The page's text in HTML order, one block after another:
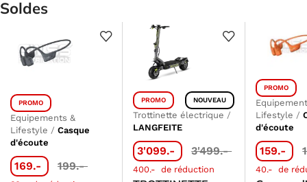
Soldes
PROMO
Equipements &
Lifestyle / Casque
d'écoute
169.- 199.-
PROMO NOUVEAU
Trottinette électrique /
LANGFEITE
3'099.- 3'499.-
400.- de réduction
PROMO
Lifestyle /
d'écoute
159.-
40.- de